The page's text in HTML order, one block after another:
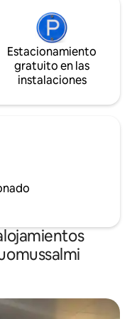
Estacionamiento
gratuito en las
instalaciones